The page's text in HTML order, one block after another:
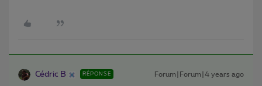
Cédric B RÉPONSE Forum|Forum|4 years ago